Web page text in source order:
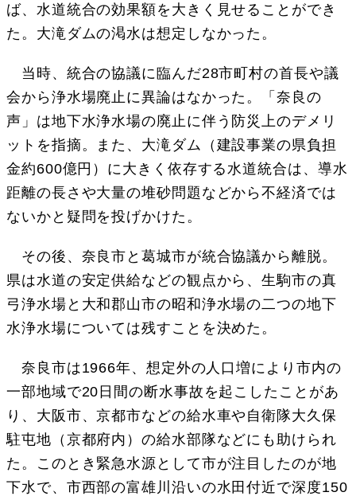
ば、水道統合の効果額を大きく見せることができ
た。大滝ダムの渇水は想定しなかった。
当時、統合の協議に臨んだ28市町村の首長や議
会から浄水場廃止に異論はなかった。「奈良の
声」は地下水浄水場の廃止に伴う防災上のデメリ
ットを指摘。また、大滝ダム（建設事業の県負担
金約600億円）に大きく依存する水道統合は、導水
距離の長さや大量の堆砂問題などから不経済では
ないかと疑問を投げかけた。
その後、奈良市と葛城市が統合協議から離脱。
県は水道の安定供給などの観点から、生駒市の真
弓浄水場と大和郡山市の昭和浄水場の二つの地下
水浄水場については残すことを決めた。
奈良市は1966年、想定外の人口増により市内の
一部地域で20日間の断水事故を起こしたことがあ
り、大阪市、京都市などの給水車や自衛隊大久保
駐屯地（京都府内）の給水部隊などにも助けられ
た。このとき緊急水源として市が注目したのが地
下水で、市西部の富雄川沿いの水田付近で深度150